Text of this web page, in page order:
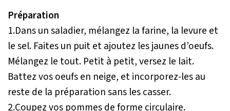
Préparation
1.Dans un saladier, mélangez la farine, la levure et
le sel. Faites un puit et ajoutez les jaunes d’oeufs.
Mélangez le tout. Petit à petit, versez le lait.
Battez vos oeufs en neige, et incorporez-les au
reste de la préparation sans les casser.
2.Coupez vos pommes de forme circulaire.